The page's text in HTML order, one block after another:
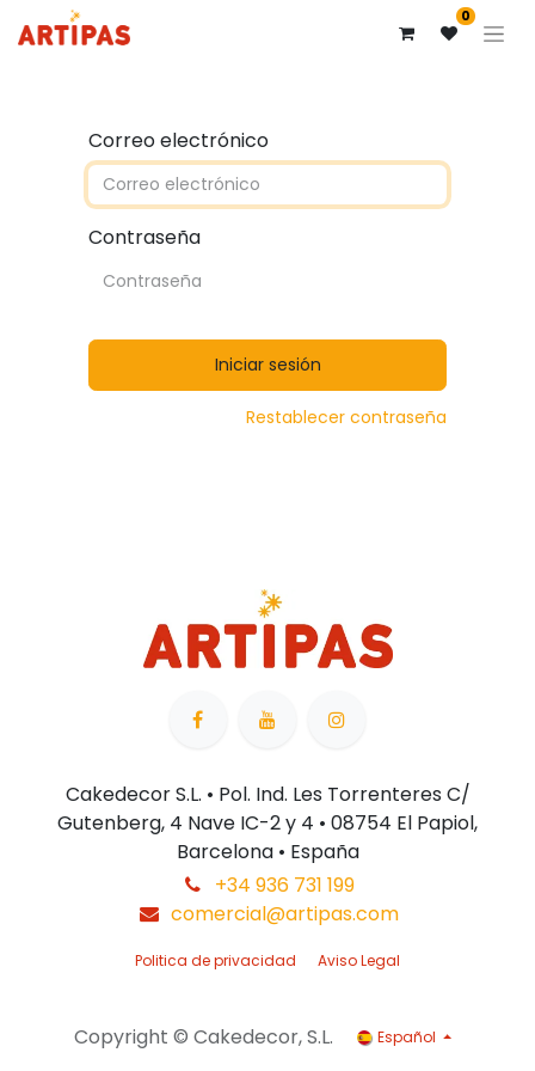
0
Correo electrónico
Contraseña
Iniciar sesión
Restablecer contraseña
Cakedecor S.L. • Pol. Ind. Les Torrenteres C/
Gutenberg, 4 Nave IC-2 y 4 • 08754 El Papiol,
Barcelona • España
+34 936 731 199
comercial@artipas.com
Politica de privacidad Aviso Legal
Copyright © Cakedecor, S.L. Español